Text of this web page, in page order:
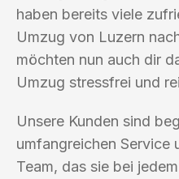
haben bereits viele
Umzug von Luzern
möchten nun auch dir
Umzug stressfrei und
Unsere Kunden sind
umfangreichen Service
Team, das sie bei